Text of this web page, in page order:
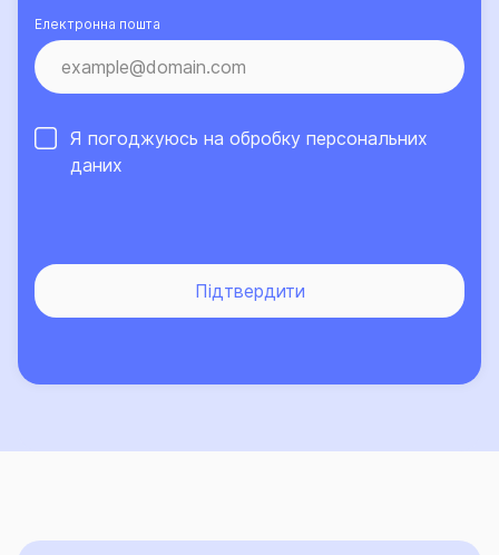
Електронна пошта
Я погоджуюсь на обробку персональних
даних
Підтвердити